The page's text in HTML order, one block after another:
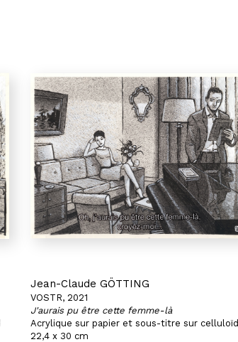
Jean-Claude GÖTTING
VOSTR, 2021
J'aurais pu être cette femme-là
Acrylique sur papier et sous-titre sur celluloïd
22,4 x 30 cm